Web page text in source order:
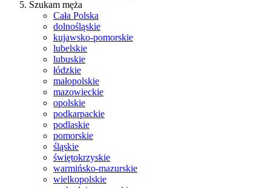
Szukam męża
Cała Polska
dolnośląskie
kujawsko-pomorskie
lubelskie
lubuskie
łódzkie
małopolskie
mazowieckie
opolskie
podkarpackie
podlaskie
pomorskie
śląskie
świętokrzyskie
warmińsko-mazurskie
wielkopolskie